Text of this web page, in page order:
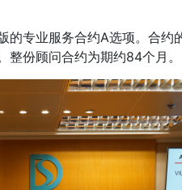
的专业服务合约A选项。合约
份顾问合约为期约84个月。